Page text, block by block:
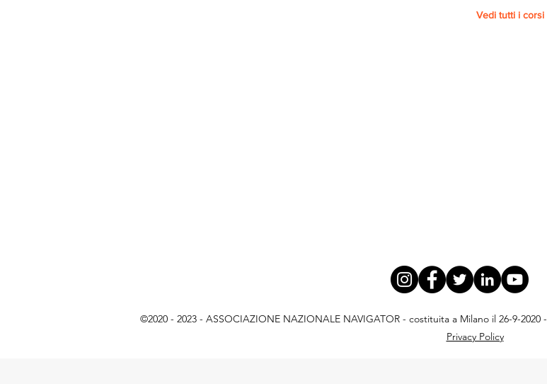
Vedi tutti i corsi
©2020 - 2023 - ASSOCIAZIONE NAZIONALE NAVIGATOR - costituita a Milano il 26-9-2020 -
Privacy Policy